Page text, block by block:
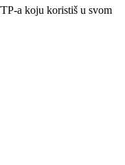
a koju koristiš u svom